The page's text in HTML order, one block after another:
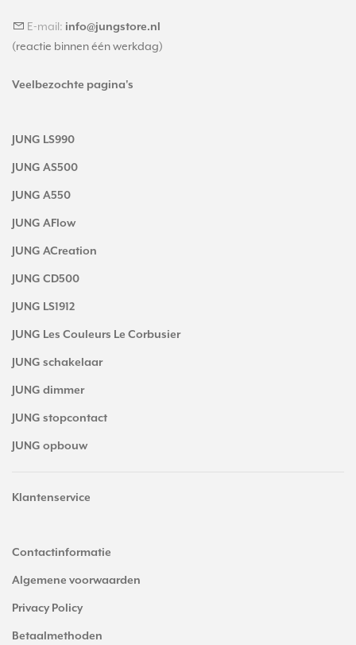
E-mail: info@jungstore.nl
(reactie binnen één werkdag)
Veelbezochte pagina's
JUNG LS990
JUNG AS500
JUNG A550
JUNG AFlow
JUNG ACreation
JUNG CD500
JUNG LS1912
JUNG Les Couleurs Le Corbusier
JUNG schakelaar
JUNG dimmer
JUNG stopcontact
JUNG opbouw
Klantenservice
Contactinformatie
Algemene voorwaarden
Privacy Policy
Betaalmethoden